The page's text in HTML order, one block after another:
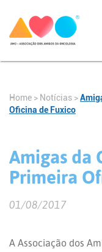
Home > Notícias >
Oficina de Fuxico
Amigas da
Primeira
01/08/2017
A Associação dos